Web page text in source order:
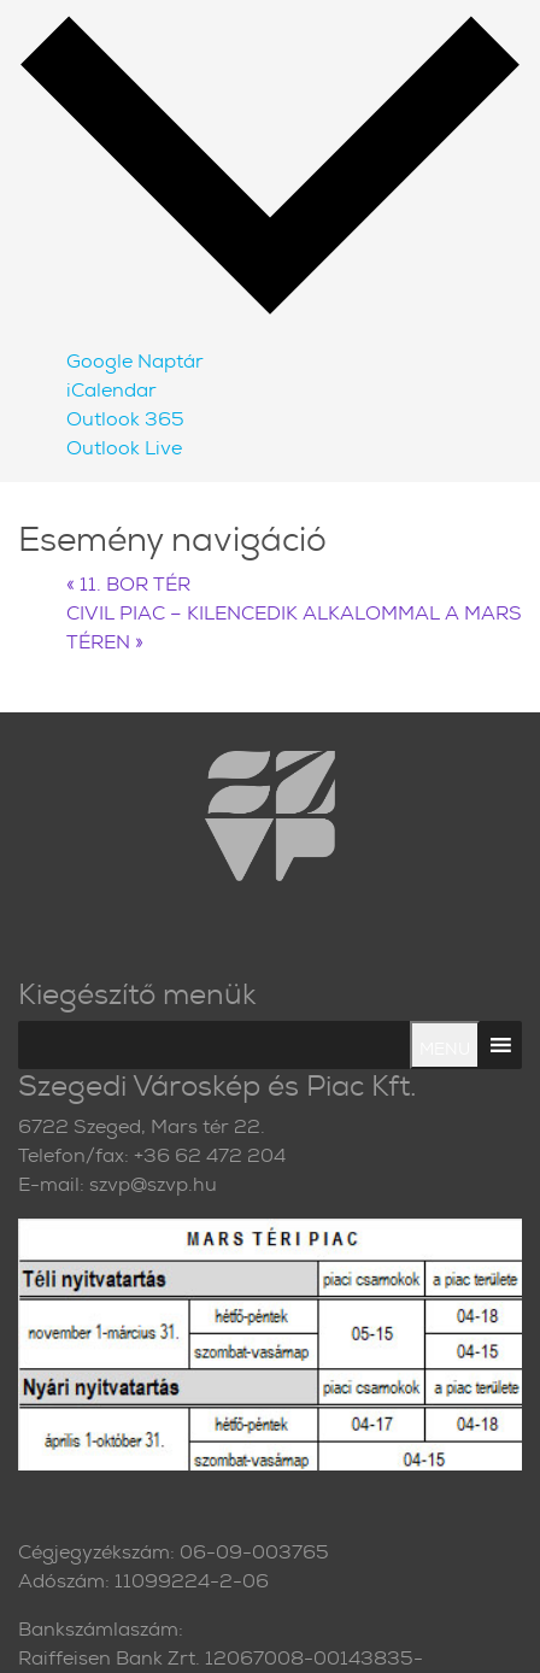
Google Naptár
iCalendar
Outlook 365
Outlook Live
Esemény navigáció
« 11. BOR TÉR
CIVIL PIAC – KILENCEDIK ALKALOMMAL A MARS
TÉREN »
Kiegészítő menük
Szegedi Városkép és Piac Kft.
6722 Szeged, Mars tér 22.
Telefon/fax: +36 62 472 204
E-mail: szvp@szvp.hu
Cégjegyzékszám: 06-09-003765
Adószám: 11099224-2-06
Bankszámlaszám:
Raiffeisen Bank Zrt. 12067008-00143835-